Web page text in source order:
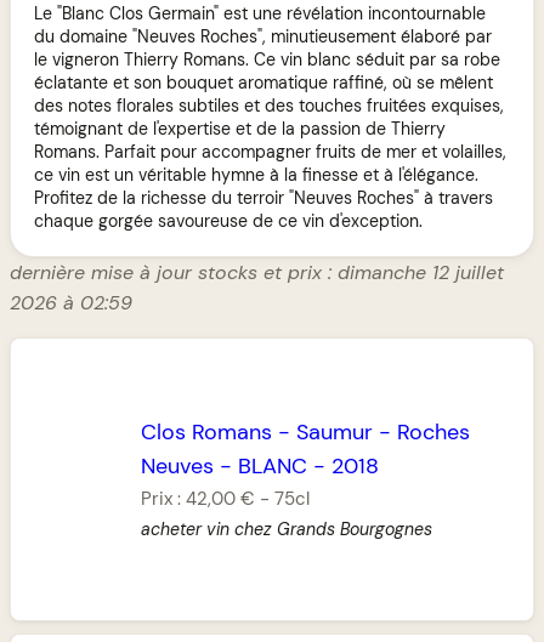
Le "Blanc Clos Germain" est une révélation incontournable
du domaine "Neuves Roches", minutieusement élaboré par
le vigneron Thierry Romans. Ce vin blanc séduit par sa robe
éclatante et son bouquet aromatique raffiné, où se mêlent
des notes florales subtiles et des touches fruitées exquises,
témoignant de l'expertise et de la passion de Thierry
Romans. Parfait pour accompagner fruits de mer et volailles,
ce vin est un véritable hymne à la finesse et à l'élégance.
Profitez de la richesse du terroir "Neuves Roches" à travers
chaque gorgée savoureuse de ce vin d'exception.
dernière mise à jour stocks et prix : dimanche 12 juillet
2026 à 02:59
Clos Romans -Saumur - Roches
Neuves - BLANC - 2018
Prix :42,00 € -75cl
acheter vin chez Grands Bourgognes